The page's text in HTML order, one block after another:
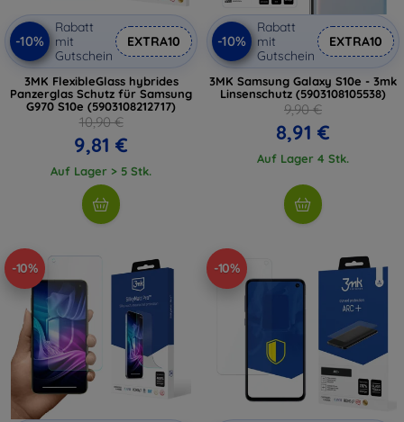
-10%
Rabatt
mit
Gutschein
EXTRA10
3MK FlexibleGlass hybrides
Panzerglas Schutz für Samsung
G970 S10e (5903108212717)
10,90 €
9,81 €
Auf Lager > 5 Stk.
-10%
Rabatt
mit
Gutschein
EXTRA10
3MK Samsung Galaxy S10e - 3mk
Linsenschutz (5903108105538)
9,90 €
8,91 €
Auf Lager 4 Stk.
-10% -10%